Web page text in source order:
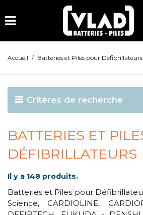
Accueil / Batteries et Piles pour Défibrillateurs
Critères de recherche
BATTERIES ET
DÉFIBRILLATEURS
Il y a 148 produits.
Batteries et Piles pour
Science, CARDIOLINE,